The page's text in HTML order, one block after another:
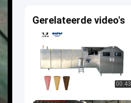
Gerelateerde video's
00:43